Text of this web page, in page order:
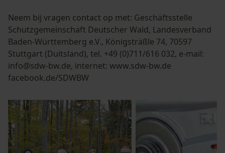
Neem bij vragen contact op met: Geschäftsstelle
Schutzgemeinschaft Deutscher Wald, Landesverband
Baden-Württemberg e.V., Königsträßle 74, 70597
Stuttgart (Duitsland), tel. +49 (0)711/616 032, e-mail:
info@sdw-bw.de, internet: www.sdw-bw.de
facebook.de/SDWBW
Marketing Cookies
Google Global Site Tag
Survicate